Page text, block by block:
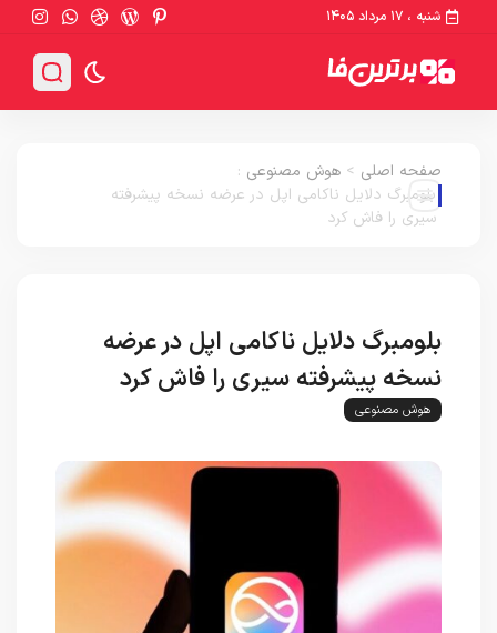
شنبه ، ۱۷ مرداد ۱۴۰۵
صفحه اصلی > هوش مصنوعی :
بلومبرگ دلایل ناکامی اپل در عرضه نسخه پیشرفته
سیری را فاش کرد
بلومبرگ دلایل ناکامی اپل در عرضه
نسخه پیشرفته سیری را فاش کرد
هوش مصنوعی